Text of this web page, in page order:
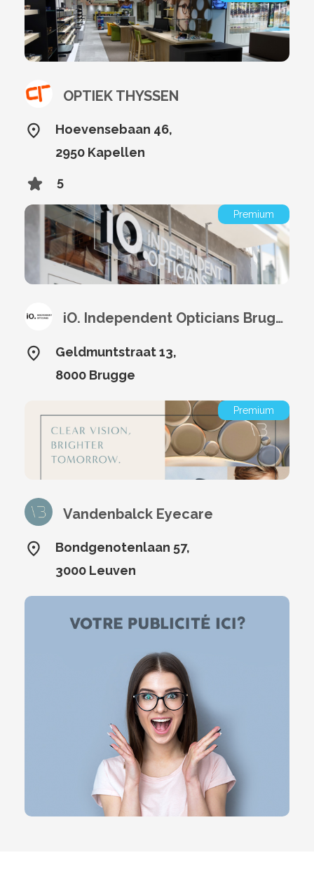
OPTIEK THYSSEN
Hoevensebaan 46,
2950 Kapellen
5
Premium
iO. Independent Opticians Brugge
Geldmuntstraat 13,
8000 Brugge
Premium
Vandenbalck Eyecare
Bondgenotenlaan 57,
3000 Leuven